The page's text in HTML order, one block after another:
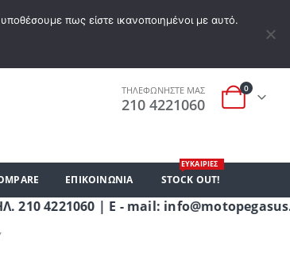
Ο ΛΟΓΑΡΙΑΣΜΌΣ ΜΟΥ ΚΑΛΆΘΙ ΑΓΟΡΏΝ ΣΎΝΔΕΣΗ
ΤΗΛΕΦΩΝΗΣΤΕ ΜΑΣ
210 4221060
0
ΕΠΙΚΟΙΝΩΝΊΑ STOCK OUT!
ΕΥΚΑΙΡΙΕΣ
E - mail: info@motopegasus.com |
πως είστε ικανοποιημένοι με αυτό.